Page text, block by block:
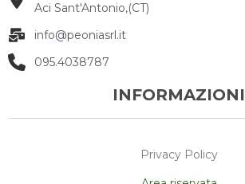
Aci Sant'Antonio,(CT)
info@peoniasrl.it
095.4038787
INFORMAZIONI
Privacy Policy